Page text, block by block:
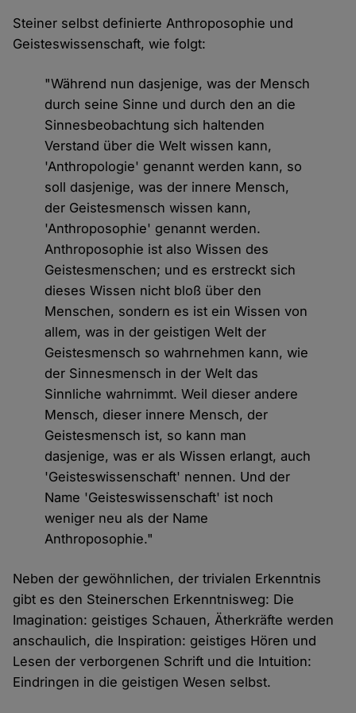
Steiner selbst definierte Anthroposophie und
Geisteswissenschaft, wie folgt:
"Während nun dasjenige, was der Mensch
durch seine Sinne und durch den an die
Sinnesbeobachtung sich haltenden
Verstand über die Welt wissen kann,
'Anthropologie' genannt werden kann, so
soll dasjenige, was der innere Mensch,
der Geistesmensch wissen kann,
'Anthroposophie' genannt werden.
Anthroposophie ist also Wissen des
Geistesmenschen; und es erstreckt sich
dieses Wissen nicht bloß über den
Menschen, sondern es ist ein Wissen von
allem, was in der geistigen Welt der
Geistesmensch so wahrnehmen kann, wie
der Sinnesmensch in der Welt das
Sinnliche wahrnimmt. Weil dieser andere
Mensch, dieser innere Mensch, der
Geistesmensch ist, so kann man
dasjenige, was er als Wissen erlangt, auch
'Geisteswissenschaft' nennen. Und der
Name 'Geisteswissenschaft' ist noch
weniger neu als der Name
Anthroposophie."
Neben der gewöhnlichen, der trivialen Erkenntnis
gibt es den Steinerschen Erkenntnisweg: Die
Imagination: geistiges Schauen, Ätherkräfte werden
anschaulich, die Inspiration: geistiges Hören und
Lesen der verborgenen Schrift und die Intuition:
Eindringen in die geistigen Wesen selbst.